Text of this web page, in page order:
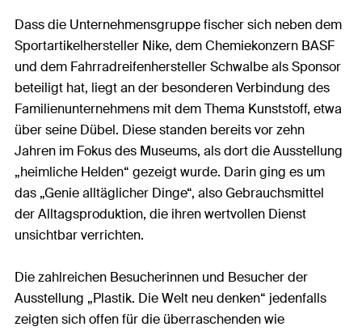
Dass die Unternehmensgruppe fischer sich neben dem
Sportartikelhersteller Nike, dem Chemiekonzern BASF
und dem Fahrradreifenhersteller Schwalbe als Sponsor
beteiligt hat, liegt an der besonderen Verbindung des
Familienunternehmens mit dem Thema Kunststoff, etwa
über seine Dübel. Diese standen bereits vor zehn
Jahren im Fokus des Museums, als dort die Ausstellung
„heimliche Helden“ gezeigt wurde. Darin ging es um
das „Genie alltäglicher Dinge“, also Gebrauchsmittel
der Alltagsproduktion, die ihren wertvollen Dienst
unsichtbar verrichten.
Die zahlreichen Besucherinnen und Besucher der
Ausstellung „Plastik. Die Welt neu denken“ jedenfalls
zeigten sich offen für die überraschenden wie